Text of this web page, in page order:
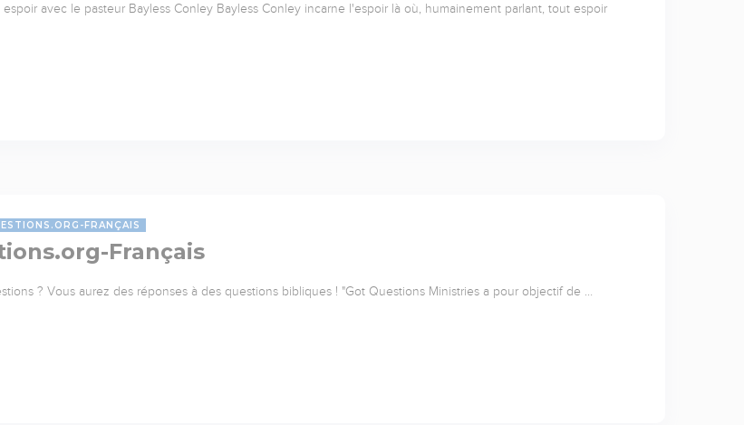
avec le pasteur Bayless Conley Bayless Conley incarne l'espoir là où, humainement parlant, tout espoir
FRANÇAIS
Français
? Vous aurez des réponses à des questions bibliques ! "Got Questions Ministries a pour objectif de …